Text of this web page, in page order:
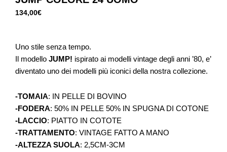
134,00€
Uno stile senza tempo.
Il modello JUMP! ispirato ai modelli vintage degli anni ’80, e’
diventato uno dei modelli più iconici della nostra collezione.
-TOMAIA: IN PELLE DI BOVINO
-FODERA: 50% IN PELLE 50% IN SPUGNA DI COTONE
-LACCIO: PIATTO IN COTOTE
-TRATTAMENTO: VINTAGE FATTO A MANO
-ALTEZZA SUOLA: 2,5CM-3CM